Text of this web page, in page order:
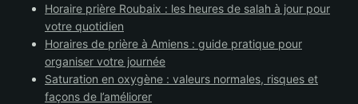
Horaire prière Roubaix : les heures de salah à jour pour
votre quotidien
Horaires de prière à Amiens : guide pratique pour
organiser votre journée
Saturation en oxygène : valeurs normales, risques et
façons de l’améliorer